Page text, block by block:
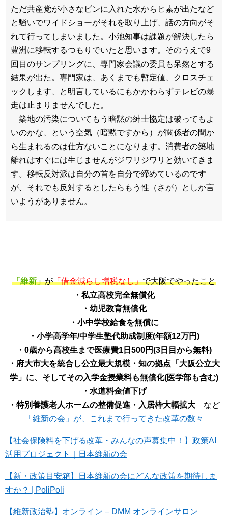
ただ共産党が小さなビンに入れた水からヒ素が出たなど
と騒いでワイドショーがそれを取り上げ、話の方向がそ
れて行ってしまいました。小池知事は課題が解決したら
豊洲に移転するつもりでいたと思います。そのうえで9
回目のサンプリングに、専門家会議の委員も呆然とする
結果が出た。専門家は、あくまでも暫定値、クロスチェ
ックします、と明言しているにもかかわらずテレビの暴
走は止まりませんでした。
築地の汚染についてもう暗黙の紳士協定は破ってもよ
いのかな、という空気（暗黙ですから）が関係者の間か
ら生まれるのは仕方ないことになります。消費者の築地
離れはすぐには生じませんがジワリジワリと効いてきま
す。移転反対派は自分の首を自分で締めているのです
が、それでも反対するとしたらもう性（さが）としか言
いようがありません。
「維新」が「借金減らし増税なし」で大阪でやったこと
・私立高校完全無償化
・幼児教育無償化
・小中学校給食を無償に
・小学高学年/中学生塾代助成制度(年額12万円)
・0歳から高校生まで医療費1日500円(3日目から無料)
・府大市大を統合し公立最大規模・知の拠点「大阪公立大
学」に、そしてその入学金授業料も無償化(医学部も含む)
・水道料金値下げ
・特別養護老人ホームの整備促進・入居枠大幅拡大 など
「維新の会」が、これまで行ってきた改革の数々
【社会保険料を下げる改革・みんなの声募集中！】政策AI
活用プロジェクト｜日本維新の会
【新・政策目安箱】日本維新の会にどんな政策を期待しま
すか？ | PoliPoli
【維新政治塾】オンライン – DMM オンラインサロン